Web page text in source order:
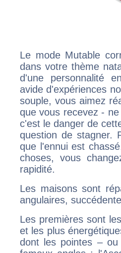
Le mode Mutable
dans votre thème
d'une personnalité
avide d'expériences
souple, vous aimez
que vous recevez -
c'est le danger de
question de stagner.
que l'ennui est
choses, vous
rapidité.
Les maisons sont
angulaires,
Les premières sont
et les plus
dont les pointes –